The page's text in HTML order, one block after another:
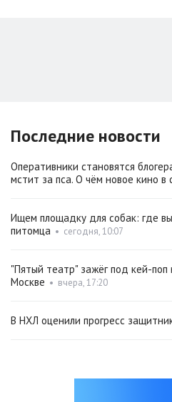
Последние новости
Оперативники становятся
мстит за пса. О чём новое кино в
Ищем площадку для собак: где
питомца • сегодня, 10:07
"Пятый театр" зажёг под кей-поп
Москве • вчера, 17:20
В НХЛ оценили прогресс